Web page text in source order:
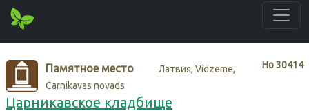
Нo30414
Памятное место
Латвия, Vidzeme,
Carnikavas novads
Царникавское кладбище